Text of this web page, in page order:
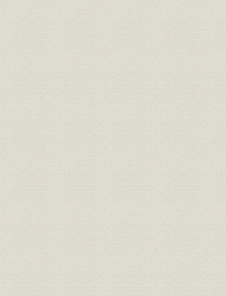
第五章 社業進運
第六章 傍系事業
年表
付録
編集余録